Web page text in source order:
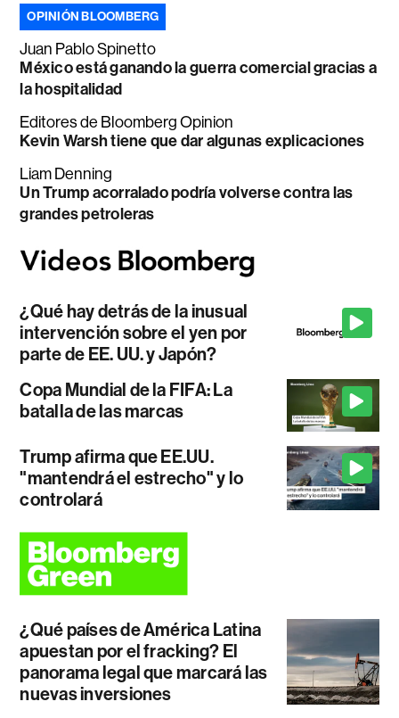
OPINIÓN BLOOMBERG
Juan Pablo Spinetto
México está ganando la guerra comercial gracias a
la hospitalidad
Editores de Bloomberg Opinion
Kevin Warsh tiene que dar algunas explicaciones
Liam Denning
Un Trump acorralado podría volverse contra las
grandes petroleras
¿Qué hay detrás de la inusual
intervención sobre el yen por
parte de EE. UU. y Japón?
Copa Mundial de la FIFA: La
batalla de las marcas
Trump afirma que EE.UU.
"mantendrá el estrecho" y lo
controlará
¿Qué países de América Latina
apuestan por el fracking? El
panorama legal que marcará las
nuevas inversiones